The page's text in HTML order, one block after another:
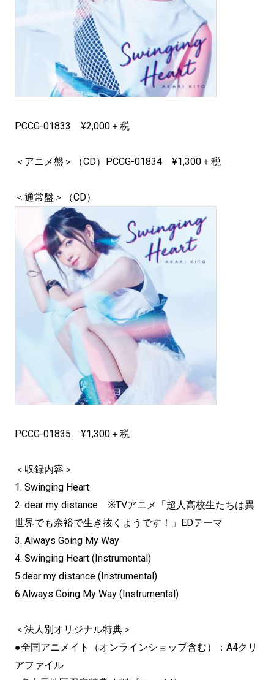
PCCG-01833 ¥2,000＋税
＜アニメ盤＞（CD）PCCG-01834 ¥1,300＋税
＜通常盤＞（CD）
PCCG-01835 ¥1,300＋税
＜収録内容＞
1. Swinging Heart
2. dear my distance ※TVアニメ「超人高校生たちは異
世界でも余裕で生き抜くようです！」EDテーマ
3. Always Going My Way
4. Swinging Heart (Instrumental)
5.dear my distance (Instrumental)
6.Always Going My Way (Instrumental)
＜法人別オリジナル特典＞
●全国アニメイト（オンラインショップ含む）：A4クリ
アファイル